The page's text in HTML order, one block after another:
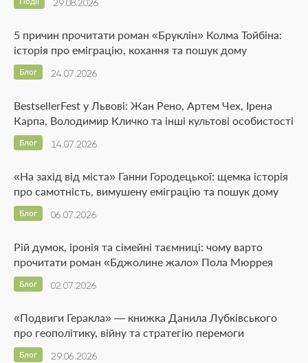
29.08.2026
5 причин прочитати роман «Бруклін» Колма Тойбіна:
історія про еміграцію, кохання та пошук дому
24.07.2026
Блог
BestsellerFest у Львові: Жан Рено, Артем Чех, Ірена
Карпа, Володимир Кличко та інші культові особистості
14.07.2026
Блог
«На захід від міста» Ганни Городецької: щемка історія
про самотність, вимушену еміграцію та пошук дому
06.07.2026
Блог
Рій думок, іронія та сімейні таємниці: чому варто
прочитати роман «Бджолине жало» Пола Мюррея
02.07.2026
Блог
«Подвиги Геракла» — книжка Данила Лубківського
про геополітику, війну та стратегію перемоги
29.06.2026
Блог